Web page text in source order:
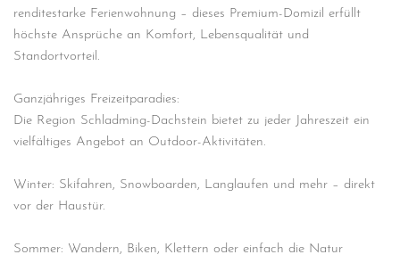
renditestarke Ferienwohnung – dieses Premium-Domizil erfüllt
höchste Ansprüche an Komfort, Lebensqualität und
Standortvorteil.
Ganzjähriges Freizeitparadies:
Die Region Schladming-Dachstein bietet zu jeder Jahreszeit ein
vielfältiges Angebot an Outdoor-Aktivitäten.
Winter: Skifahren, Snowboarden, Langlaufen und mehr – direkt
vor der Haustür.
Sommer: Wandern, Biken, Klettern oder einfach die Natur